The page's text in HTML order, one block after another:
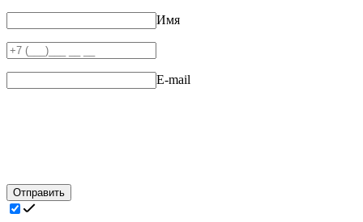
Имя
E-mail
Отправить